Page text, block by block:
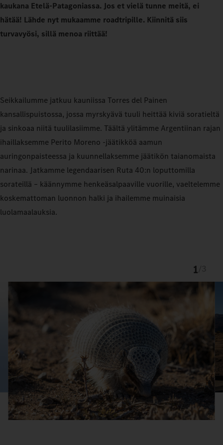
kaukana Etelä-Patagoniassa. Jos et vielä tunne meitä, ei
hätää! Lähde nyt mukaamme roadtripille. Kiinnitä siis
turvavyösi, sillä menoa riittää!
Seikkailumme jatkuu kauniissa Torres del Painen
kansallispuistossa, jossa myrskyävä tuuli heittää kiviä soratieltä
ja sinkoaa niitä tuulilasiimme. Täältä ylitämme Argentiinan rajan
ihaillaksemme Perito Moreno -jäätikköä aamun
auringonpaisteessa ja kuunnellaksemme jäätikön taianomaista
narinaa. Jatkamme legendaarisen Ruta 40:n loputtomilla
sorateillä – käännymme henkeäsalpaaville vuorille, vaeltelemme
koskemattoman luonnon halki ja ihailemme muinaisia
luolamaalauksia.
1